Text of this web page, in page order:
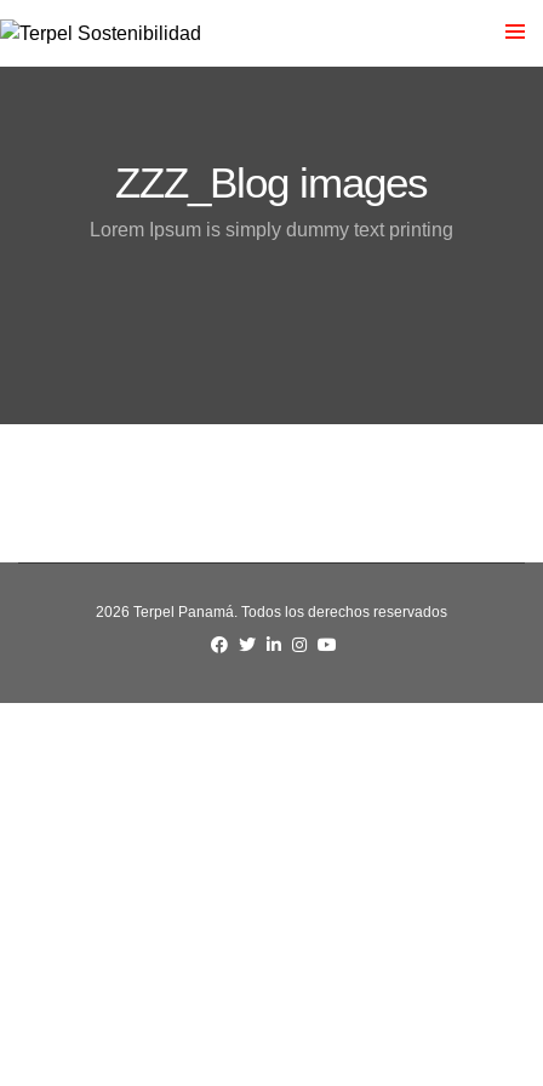
ZZZ_Blog images
Lorem Ipsum is simply dummy text printing
2026 Terpel Panamá. Todos los derechos reservados